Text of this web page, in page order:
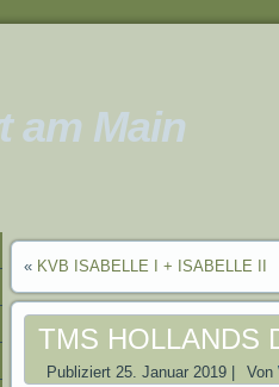
am Main
« KVB ISABELLE I + ISABELLE II
TMS HOLLANDS
Publiziert 25. Januar 2019 Von